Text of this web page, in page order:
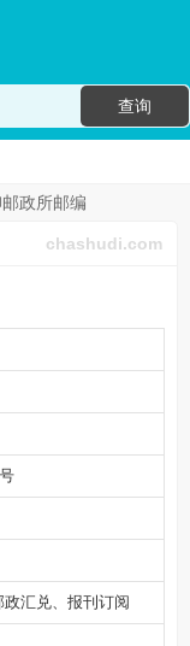
查询
政所邮编
chashudi.com
汇兑、报刊订阅